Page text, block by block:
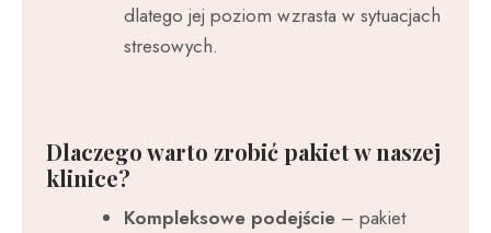
dlatego jej poziom wzrasta w sytuacjach
stresowych.
Dlaczego warto zrobić pakiet w naszej
klinice?
Kompleksowe podejście – pakiet